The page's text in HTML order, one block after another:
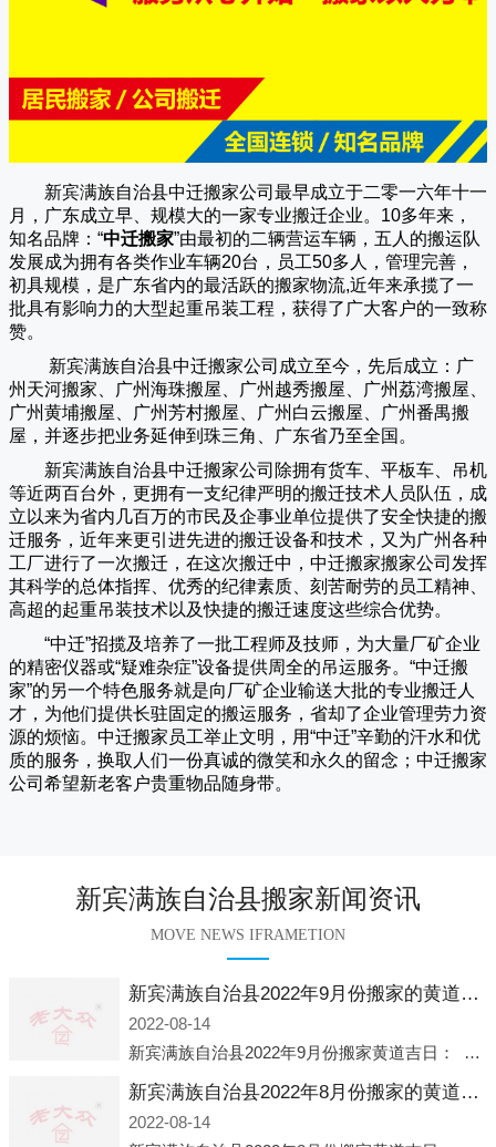
新宾满族自治县中迁搬家公司 最早成立于二零一六年十一
月，广东成立早、规模大的一家专业搬迁企业。10多年来，
知名品牌：“中迁搬家”由最初的二辆营运车辆，五人的搬运队
发展成为拥有各类作业车辆20台，员工50多人，管理完善，
初具规模，是广东省内的最活跃的搬家物流,近年来承揽了一
批具有影响力的大型起重吊装工程，获得了广大客户的一致称
赞。
新宾满族自治县中迁搬家公司成立至今，先后成立：广
州天河搬家、广州海珠搬屋、广州越秀搬屋、广州荔湾搬屋、
广州黄埔搬屋、广州芳村搬屋、广州白云搬屋、广州番禺搬
屋，并逐步把业务延伸到珠三角、广东省乃至全国。
新宾满族自治县中迁搬家公司除拥有货车、平板车、吊机
等近两百台外，更拥有一支纪律严明的搬迁技术人员队伍，成
立以来为省内几百万的市民及企事业单位提供了安全快捷的搬
迁服务，近年来更引进先进的搬迁设备和技术，又为广州各种
工厂进行了一次搬迁，在这次搬迁中， 中迁搬家搬家公司发挥
其科学的总体指挥、优秀的纪律素质、刻苦耐劳的员工精神、
高超的起重吊装技术以及快捷的搬迁速度这些综合优势。
“中迁”招揽及培养了一批工程师及技师，为大量厂矿企业
的精密仪器或“疑难杂症”设备提供周全的吊运服务。“中迁搬
家”的另一个特色服务就是向厂矿企业输送大批的专业搬迁人
才，为他们提供长驻固定的搬运服务，省却了企业管理劳力资
源的烦恼。 中迁搬家员工举止文明，用“中迁”辛勤的汗水和优
质的服务，换取人们一份真诚的微笑和永久的留念； 中迁搬家
公司希望新老客户贵重物品随身带。
新宾满族自治县搬家新闻资讯
MOVE NEWS IFRAMETION
新宾满族自治县2022年9月份搬家的黄道吉日查询大全一览表哪天适合搬家好日子
2022-08-14
新宾满族自治县2022年9月份搬家黄道吉日： 2022年9月6日 「星期二」 农历八月十一2022年9月12日 「星期一」 农历八月十七2022年9月16日 「星期五」 农历八月廿一2022年9月2
新宾满族自治县2022年8月份搬家的黄道吉日查询大全一览表哪天适合搬家好日子
2022-08-14